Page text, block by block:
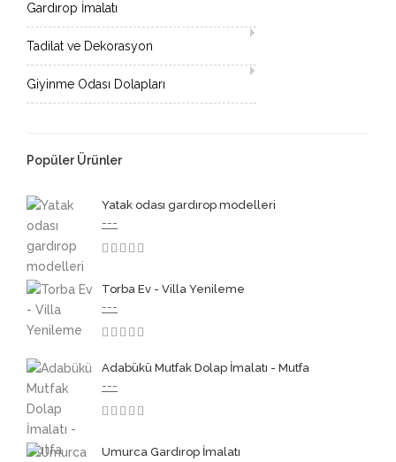
Gardırop İmalatı
Tadilat ve Dekorasyon
Giyinme Odası Dolapları
Popüler Ürünler
Yatak odası gardırop modelleri
---
Torba Ev - Villa Yenileme
---
Adabükü Mutfak Dolap İmalatı - Mutfa
---
Umurca Gardırop İmalatı